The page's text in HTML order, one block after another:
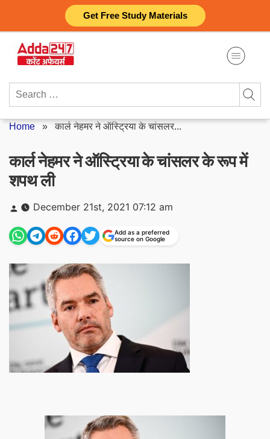
Get Free Study Materials
content
Search
Home »कार्ल नेहमर ने ऑस्ट्रिया के चांसलर...
कार्ल नेहमर ने ऑस्ट्रिया के चांसलर के रूप में
शपथ ली
Posted
by
December 21st, 2021 07:12 am
Add as a preferred
source on Google